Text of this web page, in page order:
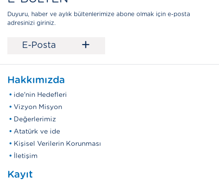
Duyuru, haber ve aylık bültenlerimize abone olmak için e-posta
adresinizi giriniz.
E-Posta +
Hakkımızda
ide'nin Hedefleri
Vizyon Misyon
Değerlerimiz
Atatürk ve ide
Kişisel Verilerin Korunması
İletişim
Kayıt